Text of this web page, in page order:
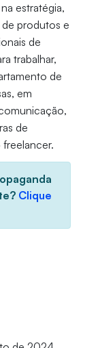
estratégia,
produtos e
de
trabalhar,
de
em
de
Clique